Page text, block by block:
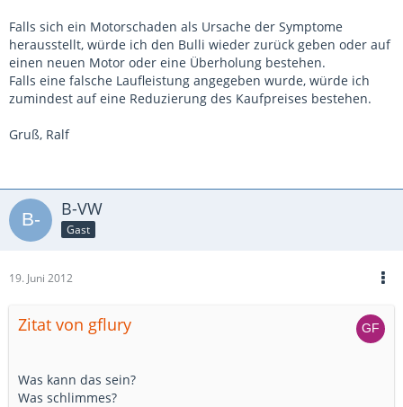
Falls sich ein Motorschaden als Ursache der Symptome
herausstellt, würde ich den Bulli wieder zurück geben oder auf
einen neuen Motor oder eine Überholung bestehen.
Falls eine falsche Laufleistung angegeben wurde, würde ich
zumindest auf eine Reduzierung des Kaufpreises bestehen.
Gruß, Ralf
B-VW
Gast
19. Juni 2012
Zitat von gflury
Was kann das sein?
Was schlimmes?